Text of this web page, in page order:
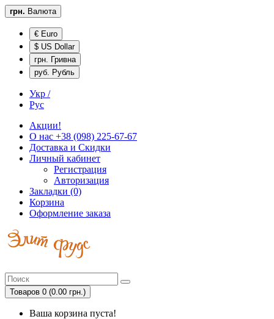
грн. Валюта
€ Euro
$ US Dollar
грн. Гривна
руб. Рубль
Укр /
Рус
Акции!
О нас +38 (098) 225-67-67
Доставка и Скидки
Личный кабинет
Регистрация
Авторизация
Закладки (0)
Корзина
Оформление заказа
Товаров 0 (0.00 грн.)
Ваша корзина пуста!